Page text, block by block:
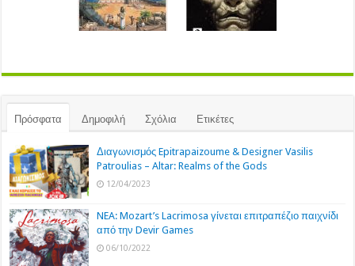
Πρόσφατα Δημοφιλή Σχόλια Ετικέτες
Διαγωνισμός Epitrapaizoume & Designer Vasilis
Patroulias – Altar: Realms of the Gods
12/04/2023
NEA: Mozart’s Lacrimosa γίνεται επιτραπέζιο παιχνίδι
από την Devir Games
06/10/2022